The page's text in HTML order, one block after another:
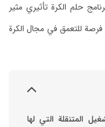
حلم الكرة تأثيري مثير
للتعمق في مجال الكرة
المتنقلة التي لها